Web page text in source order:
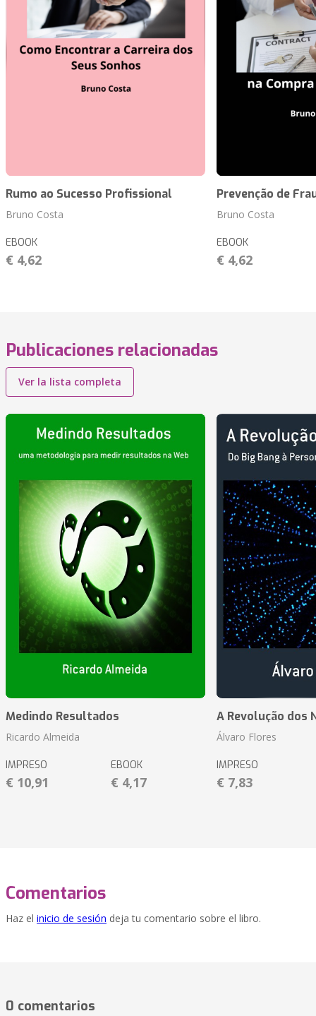
Rumo ao Sucesso Profissional
Bruno Costa
EBOOK
€ 4,62
Prevenção de
Bruno Costa
EBOOK
€ 4,62
Publicaciones relacionadas
Ver la lista completa
Medindo Resultados
Ricardo Almeida
IMPRESO
€ 10,91
EBOOK
€ 4,17
A Revolução dos
Álvaro Flores
IMPRESO
€ 7,83
Comentarios
Haz el inicio de sesión deja tu comentario sobre el libro.
0 comentarios